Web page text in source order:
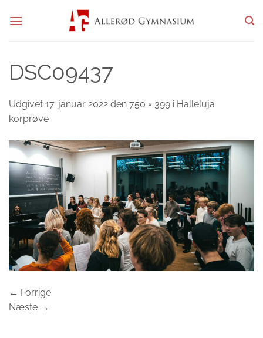
DSC09437
Udgivet 17. januar 2022 den 750 × 399 i Halleluja
korprøve
← Forrige
Næste →